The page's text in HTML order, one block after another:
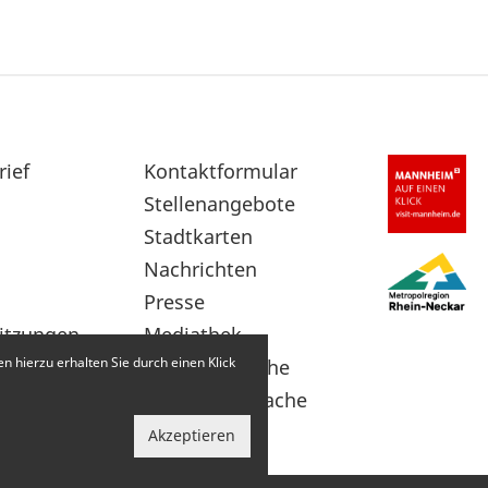
Sekundärnavigation
im
Fußbereich
Kontaktformular
Stellenangebote
Stadtkarten
Nachrichten
Presse
Mediathek
Leichte Sprache
Gebärdensprache
hierzu erhalten Sie durch einen Klick
Akzeptieren